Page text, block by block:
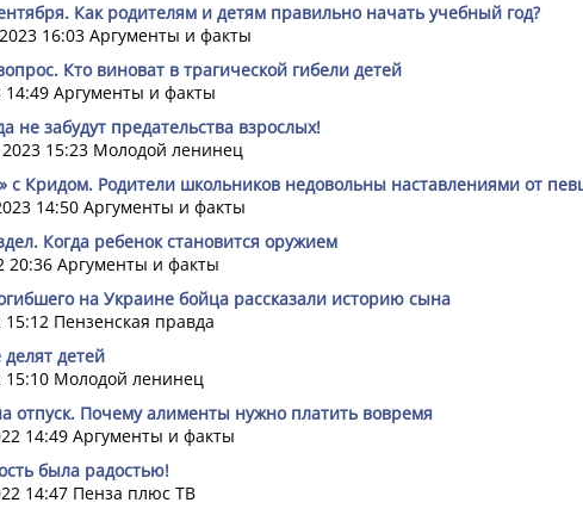
Как родителям и детям правильно начать учебный год?
16:03 Аргументы и факты
Кто виноват в трагической гибели детей
14:49 Аргументы и факты
не забудут предательства взрослых!
15:23 Молодой ленинец
с Кридом. Родители школьников недовольны наставлениями от
14:50 Аргументы и факты
Когда ребенок становится оружием
20:36 Аргументы и факты
на Украине бойца рассказали историю сына
15:12 Пензенская правда
детей
15:10 Молодой ленинец
отпуск. Почему алименты нужно платить вовремя
14:49 Аргументы и факты
была радостью!
14:47 Пенза плюс ТВ